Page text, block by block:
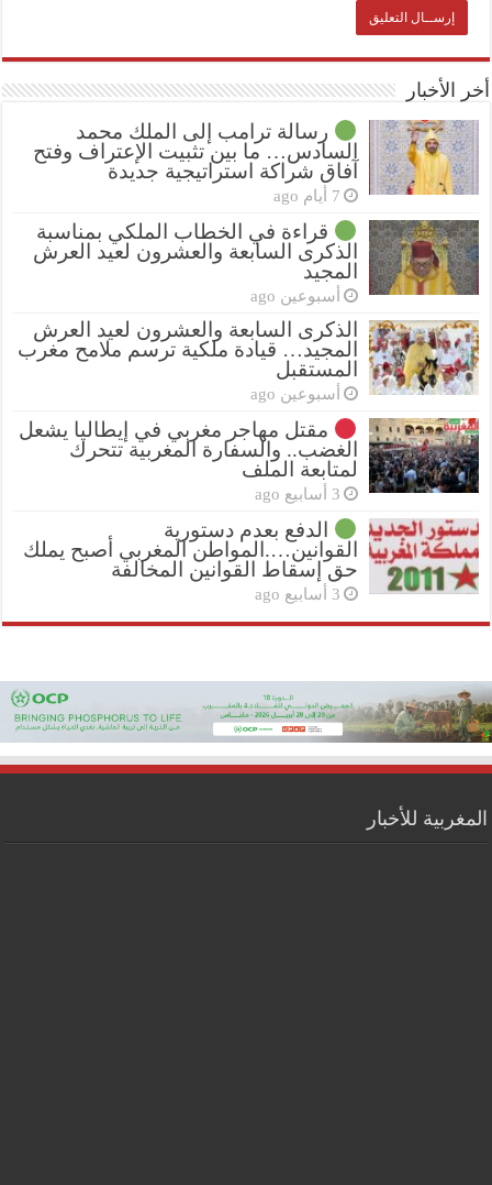
أخر الأخبار
رسالة ترامب إلى الملك محمد
السادس… ما بين تثبيت الإعتراف وفتح
آفاق شراكة استراتيجية جديدة
7 أيام ago
قراءة في الخطاب الملكي بمناسبة
الذكرى السابعة والعشرون لعيد العرش
المجيد
أسبوعين ago
الذكرى السابعة والعشرون لعيد العرش
المجيد… قيادة ملكية ترسم ملامح مغرب
المستقبل
أسبوعين ago
مقتل مهاجر مغربي في إيطاليا يشعل
الغضب.. والسفارة المغربية تتحرك
لمتابعة الملف
3 أسابيع ago
الدفع بعدم دستورية
القوانين….المواطن المغربي أصبح يملك
حق إسقاط القوانين المخالفة
3 أسابيع ago
المغربية للأخبار